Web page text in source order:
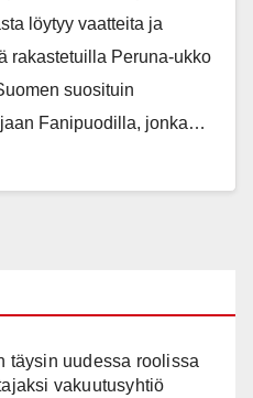
löytyy vaatteita ja
rakastetuilla Peruna-ukko
suosituin
Fanipuodilla, jonka…
täysin uudessa roolissa
vakuutusyhtiö